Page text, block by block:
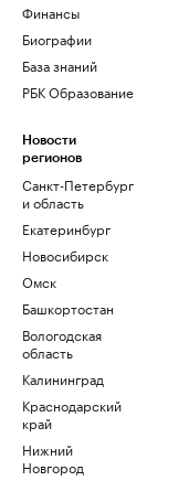
Финансы
Биографии
База знаний
РБК Образование
Новости
регионов
Санкт-Петербург
и область
Екатеринбург
Новосибирск
Омск
Башкортостан
Вологодская
область
Калининград
Краснодарский
край
Нижний
Новгород